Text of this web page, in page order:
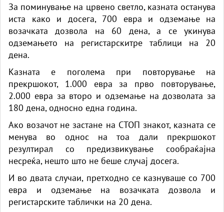
За поминување на црвено светло, казната останува
иста како и досега, 700 евра и одземање на
возачката дозвола на 60 дена, а се укинува
одземањето на регистарскитре таблици на 20
дена.
Казната е поголема при повторување на
прекршокот, 1.000 евра за прво повторување,
2.000 евра за второ и одземање на дозволата за
180 дена, односно една година.
Ако возачот не застане на СТОП знакот, казната се
менува во однос на тоа дали прекршокот
резултирал со предизвикување сообраќајна
несреќа, нешто што не беше случај досега.
И во двата случаи, претходно се казнуваше со 700
евра и одземање на возачката дозвола и
регистарските таблички на 20 дена.